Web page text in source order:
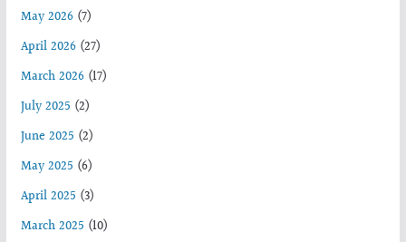
May 2026(7)
April 2026(27)
March 2026(17)
July 2025 (2)
June 2025 (2)
May 2025 (6)
April 2025 (3)
March 2025 (10)